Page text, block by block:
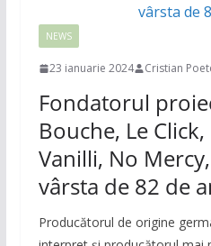
NEWS
23 ianuarie 2024 Cristian
Fondatorul
Bouche, Le
Vanilli, No
vârsta de 82 de
Producătorul de origine